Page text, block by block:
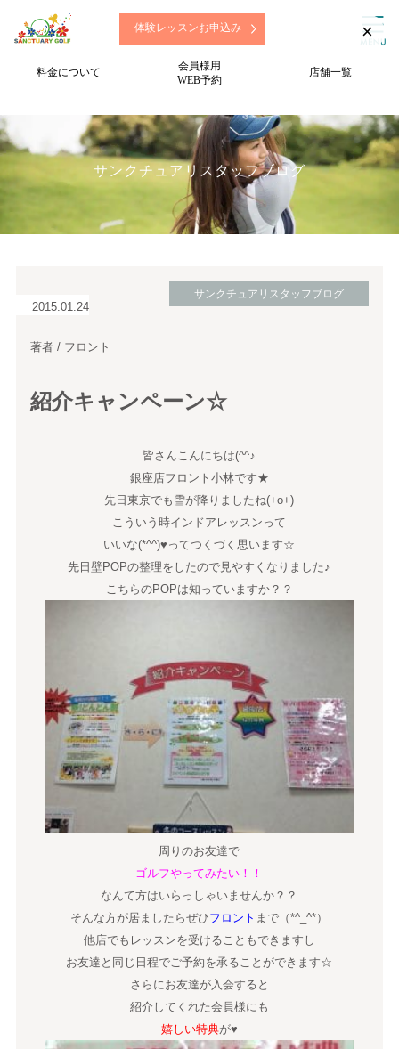
体験レッスンお申込み
料金について
会員様用
WEB予約
店舗一覧
サンクチュアリスタッフブログ
2015.01.24
サンクチュアリスタッフブログ
著者 / フロント
紹介キャンペーン☆
皆さんこんにちは(^^♪
銀座店フロント小林です★
先日東京でも雪が降りましたね(+o+)
こういう時インドアレッスンって
いいな(*^^)♥ってつくづく思います☆
先日壁POPの整理をしたので見やすくなりました♪
こちらのPOPは知っていますか？？
周りのお友達で
ゴルフやってみたい！！
なんて方はいらっしゃいませんか？？
そんな方が居ましたらぜひフロント まで（*^_^*）
他店でもレッスンを受けることもできますし
お友達と同じ日程でご予約を承ることができます☆
さらにお友達が入会すると
紹介してくれた会員様にも
嬉しい特典が♥
×